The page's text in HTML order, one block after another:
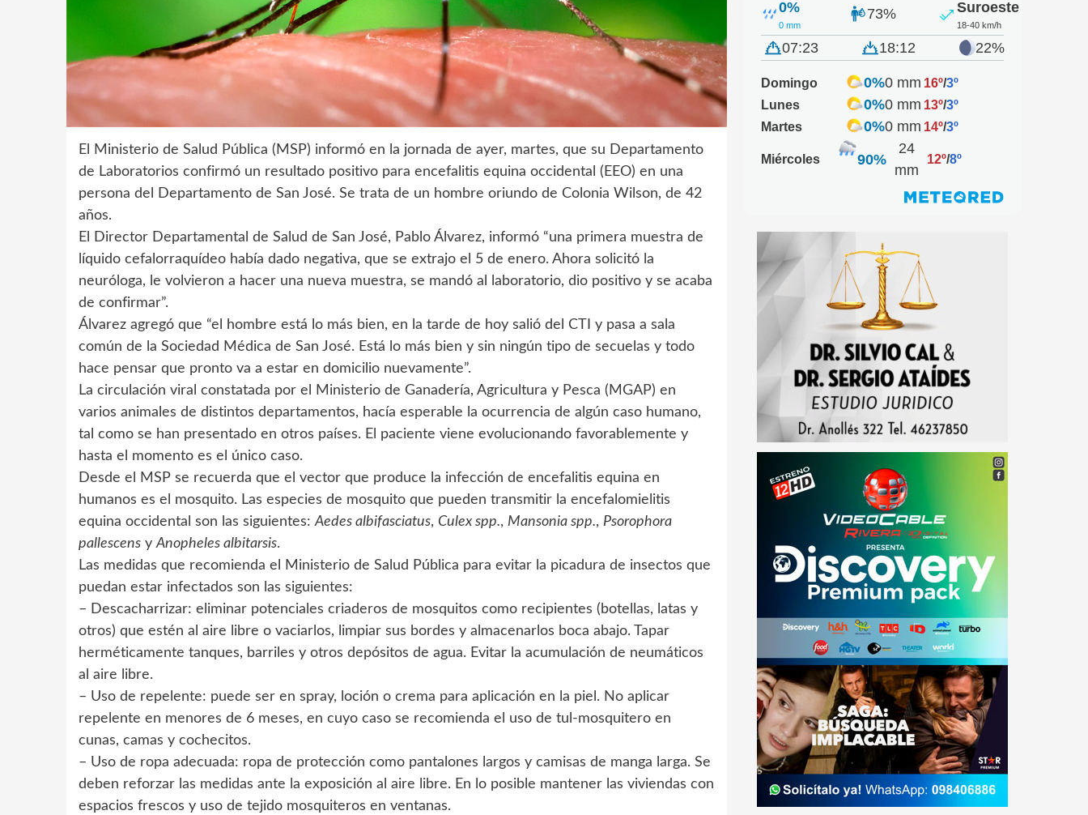
El Ministerio de Salud Pública (MSP) informó en la jornada de ayer, martes, que su Departamento
de Laboratorios confirmó un resultado positivo para encefalitis equina occidental (EEO) en una
persona del Departamento de San José. Se trata de un hombre oriundo de Colonia Wilson, de 42
años.
El Director Departamental de Salud de San José, Pablo Álvarez, informó “una primera muestra de
líquido cefalorraquídeo había dado negativa, que se extrajo el 5 de enero. Ahora solicitó la
neuróloga, le volvieron a hacer una nueva muestra, se mandó al laboratorio, dio positivo y se acaba
de confirmar”.
Álvarez agregó que “el hombre está lo más bien, en la tarde de hoy salió del CTI y pasa a sala
común de la Sociedad Médica de San José. Está lo más bien y sin ningún tipo de secuelas y todo
hace pensar que pronto va a estar en domicilio nuevamente”.
La circulación viral constatada por el Ministerio de Ganadería, Agricultura y Pesca (MGAP) en
varios animales de distintos departamentos, hacía esperable la ocurrencia de algún caso humano,
tal como se han presentado en otros países. El paciente viene evolucionando favorablemente y
hasta el momento es el único caso.
Desde el MSP se recuerda que el vector que produce la infección de encefalitis equina en
humanos es el mosquito. Las especies de mosquito que pueden transmitir la encefalomielitis
equina occidental son las siguientes:Aedes albifasciatus, Culex spp., Mansonia spp., Psorophora
pallescens yAnopheles albitarsis.
Las medidas que recomienda el Ministerio de Salud Pública para evitar la picadura de insectos que
puedan estar infectados son las siguientes:
– Descacharrizar: eliminar potenciales criaderos de mosquitos como recipientes (botellas, latas y
otros) que estén al aire libre o vaciarlos, limpiar sus bordes y almacenarlos boca abajo. Tapar
herméticamente tanques, barriles y otros depósitos de agua. Evitar la acumulación de neumáticos
al aire libre.
– Uso de repelente: puede ser en spray, loción o crema para aplicación en la piel. No aplicar
repelente en menores de 6 meses, en cuyo caso se recomienda el uso de tul-mosquitero en
cunas, camas y cochecitos.
– Uso de ropa adecuada: ropa de protección como pantalones largos y camisas de manga larga. Se
deben reforzar las medidas ante la exposición al aire libre. En lo posible mantener las viviendas con
espacios frescos y uso de tejido mosquiteros en ventanas.
0%
0 mm
73% Suroeste
18-40 km/h
07:23 18:12 22%
Domingo 0%0 mm 16º/3º
Lunes
0%0 mm 13º/3º
Martes
0%0 mm 14º/3º
Miércoles 90%
24
mm
12º/8º